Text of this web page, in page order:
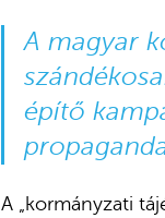
A magyar
építő
A „kormányzati